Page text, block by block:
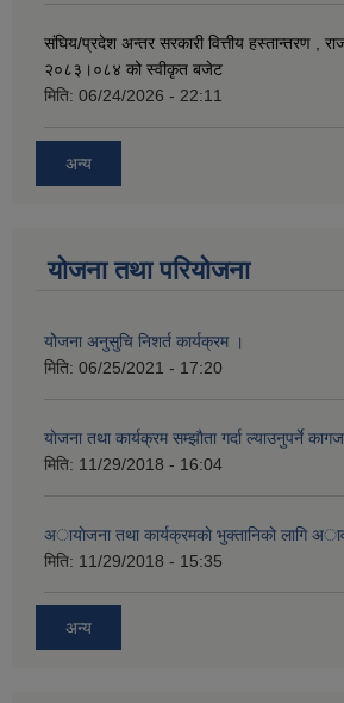
संघिय/प्रदेश अन्तर सरकारी वित्तीय हस्तान्तरण ,
२०८३।०८४ को स्वीकृत बजेट
मिति: 06/24/2026 - 22:11
अन्य
योजना तथा परियोजना
योेजना अनुसुचि निशर्त कार्यक्रम ।
मिति: 06/25/2021 - 17:20
याेजना तथा कार्यक्रम सम्झाैता गर्दा ल्याउनुपर्ने
मिति: 11/29/2018 - 16:04
अायाेजना तथा कार्यक्रमकाे भुक्तानिकाे लागि
मिति: 11/29/2018 - 15:35
अन्य